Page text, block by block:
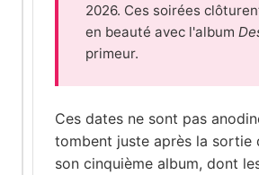
2026. Ces soirées
en beauté avec l'album
primeur.
Ces dates ne sont pas
tombent juste après la sortie
son cinquième album, dont